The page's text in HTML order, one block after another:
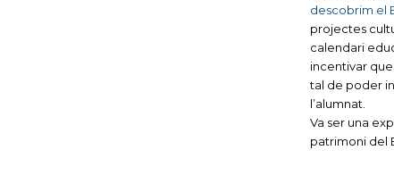
descobrim el
projectes
calendari
incentivar
tal de poder
l’alumnat.
Va ser una
patrimoni del